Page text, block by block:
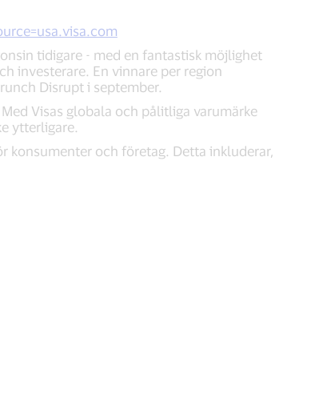
tidigare - med en fantastisk möjlighet
investerare. En vinnare per region
Disrupt i september.
Visas globala och pålitliga varumärke
ytterligare.
konsumenter och företag. Detta inkluderar,